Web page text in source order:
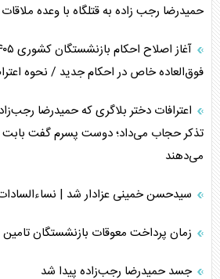
حمیدرضا رجب زاده به قتلگاه با وعده
فوق‌العاده خاص در احکام جدید / نحوه
اعترافات دختر بلاگری که حمیدرضا
تذکر حجاب می‌داد؛ دوست پسرم گفت
می‌دهند
سیدحسن خمینی عزادار شد |
زمان پرداخت معوقات بازنشستگان
جسد حمیدرضا رجب‌زاده پیدا شد